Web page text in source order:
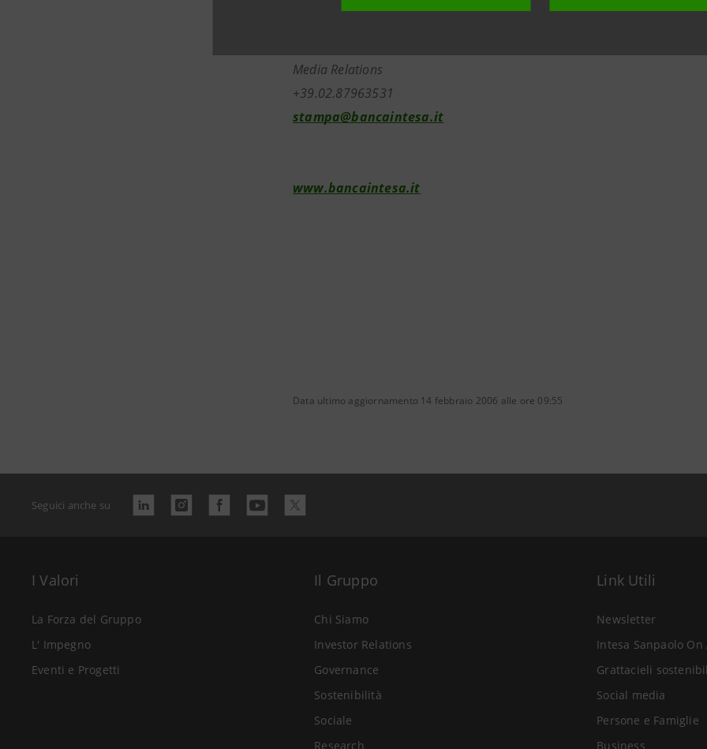
investorelations@bancaintesa.it
Media Relations
+39.02.87963531
stampa@bancaintesa.it
www.bancaintesa.it
Data ultimo aggiornamento 14 febbraio 2006 alle ore 09:55
Seguici anche su
I Valori
La Forza del Gruppo
L' Impegno
Eventi e Progetti
Il Gruppo
Chi Siamo
Investor Relations
Governance
Sostenibilità
Sociale
Research
Link Utili
Newsletter
Intesa Sanpaolo On
Grattacieli
Social media
Persone e Famiglie
Business